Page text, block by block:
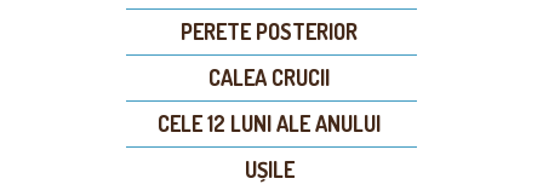
PERETE POSTERIOR
CALEA CRUCII
CELE 12 LUNI ALE ANULUI
UȘILE